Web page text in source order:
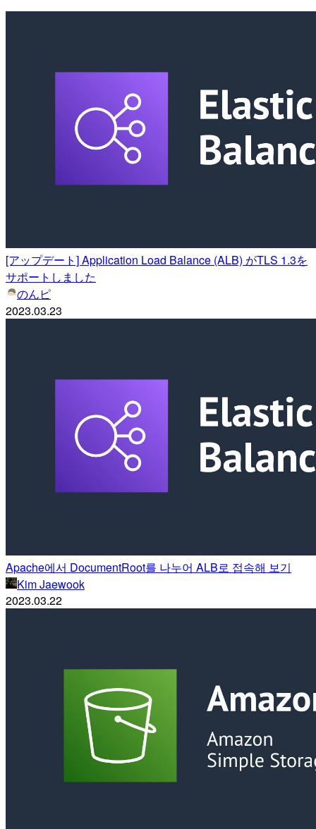
[アップデート] Application Load Balance (ALB) がTLS 1.3を
サポートしました
のんピ
2023.03.23
Apache에서 DocumentRoot를 나누어 ALB로 접속해 보기
Kim Jaewook
2023.03.22